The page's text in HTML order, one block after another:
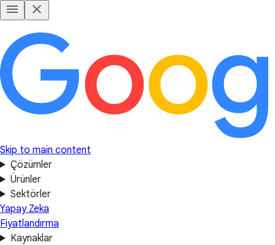
Skip to main content
Çözümler
Ürünler
Sektörler
Yapay Zeka
Fiyatlandırma
Kaynaklar